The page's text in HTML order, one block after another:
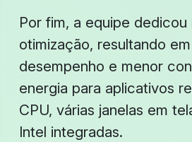
Por fim, a equipe
otimização, resultando
desempenho e menor
energia para aplicativos
CPU, várias janelas em
Intel integradas.